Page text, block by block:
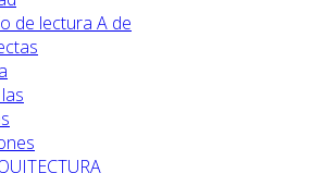
de lectura A de